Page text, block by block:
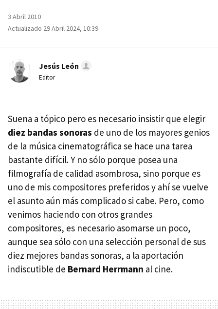
3 Abril 2010
Actualizado 29 Abril 2024, 10:39
Jesús León
Editor
Suena a tópico pero es necesario insistir que elegir
diez bandas sonoras de uno de los mayores genios
de la música cinematográfica se hace una tarea
bastante difícil. Y no sólo porque posea una
filmografía de calidad asombrosa, sino porque es
uno de mis compositores preferidos y ahí se vuelve
el asunto aún más complicado si cabe. Pero, como
venimos haciendo con otros grandes
compositores, es necesario asomarse un poco,
aunque sea sólo con una selección personal de sus
diez mejores bandas sonoras, a la aportación
indiscutible de Bernard Herrmann al cine.